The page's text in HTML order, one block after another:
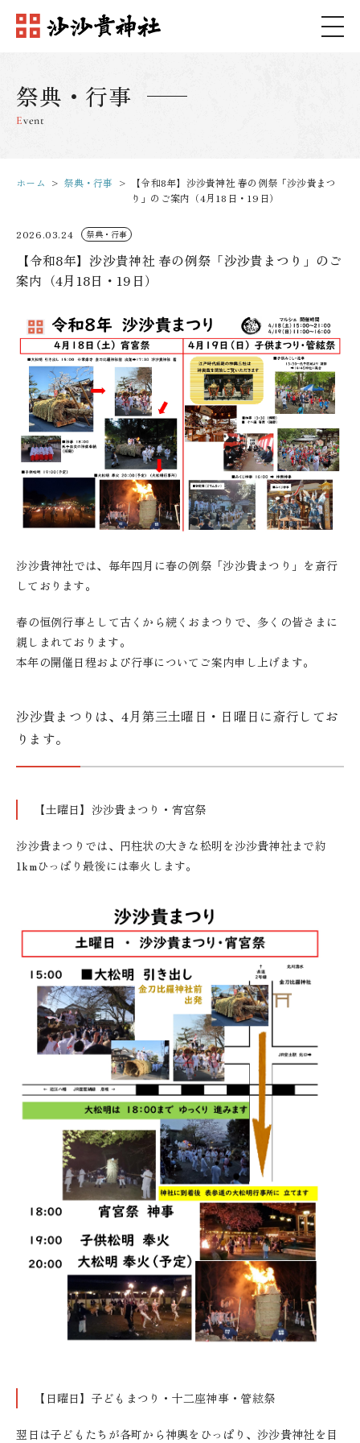
祭典・行事
Event
ホーム 祭典・行事
【令和8年】沙沙貴神社 春の例祭「沙沙貴まつ
り」のご案内（4月18日・19日）
2026.03.24 祭典・行事
【令和8年】沙沙貴神社 春の例祭「沙沙貴まつり」のご
案内（4月18日・19日）
沙沙貴神社では、毎年四月に春の例祭「沙沙貴まつり」を斎行
しております。
春の恒例行事として古くから続くおまつりで、多くの皆さまに
親しまれております。
本年の開催日程および行事についてご案内申し上げます。
沙沙貴まつりは、4月第三土曜日・日曜日に斎行してお
ります。
【土曜日】沙沙貴まつり・宵宮祭
沙沙貴まつりでは、円柱状の大きな松明を沙沙貴神社まで約
1kmひっぱり最後には奉火します。
【日曜日】子どもまつり・十二座神事・管絃祭
翌日は子どもたちが各町から神輿をひっぱり、沙沙貴神社を目